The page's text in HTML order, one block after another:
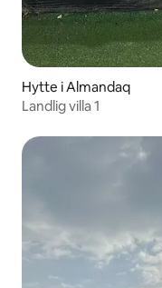
Hytte i Almandaq
Landlig villa 1